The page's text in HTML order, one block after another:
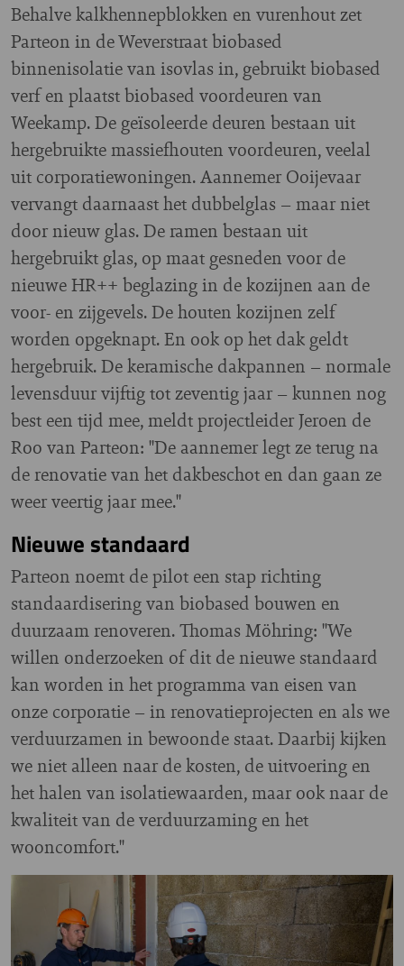
Behalve kalkhennepblokken en vurenhout zet
Parteon in de Weverstraat biobased
binnenisolatie van isovlas in, gebruikt biobased
verf en plaatst biobased voordeuren van
Weekamp. De geïsoleerde deuren bestaan uit
hergebruikte massiefhouten voordeuren, veelal
uit corporatiewoningen. Aannemer Ooijevaar
vervangt daarnaast het dubbelglas – maar niet
door nieuw glas. De ramen bestaan uit
hergebruikt glas, op maat gesneden voor de
nieuwe HR++ beglazing in de kozijnen aan de
voor- en zijgevels. De houten kozijnen zelf
worden opgeknapt. En ook op het dak geldt
hergebruik. De keramische dakpannen – normale
levensduur vijftig tot zeventig jaar – kunnen nog
best een tijd mee, meldt projectleider Jeroen de
Roo van Parteon: "De aannemer legt ze terug na
de renovatie van het dakbeschot en dan gaan ze
weer veertig jaar mee."
Nieuwe standaard
Parteon noemt de pilot een stap richting
standaardisering van biobased bouwen en
duurzaam renoveren. Thomas Möhring: "We
willen onderzoeken of dit de nieuwe standaard
kan worden in het programma van eisen van
onze corporatie – in renovatieprojecten en als we
verduurzamen in bewoonde staat. Daarbij kijken
we niet alleen naar de kosten, de uitvoering en
het halen van isolatiewaarden, maar ook naar de
kwaliteit van de verduurzaming en het
wooncomfort."
Image